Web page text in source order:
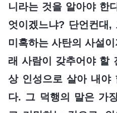
니라는 것을 알아야 한
엇이겠느냐? 단언컨대
미혹하는 사탄의 사설
래 사람이 갖추어야 할
상 인성으로 살아 내야
다. 그 덕행의 말은 가